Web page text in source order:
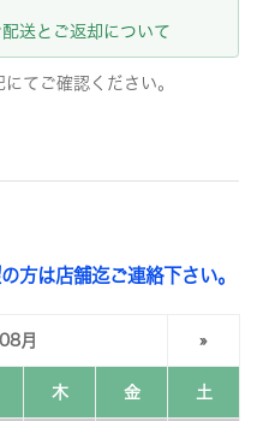
配送とご返却について
てご確認ください。
方は店舗迄ご連絡下さい。
月 »
木 金 土